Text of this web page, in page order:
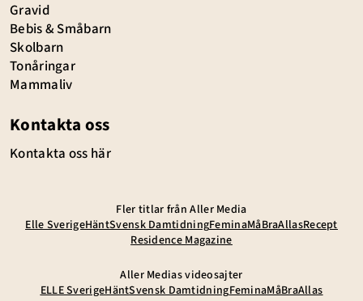
Gravid
Bebis & Småbarn
Skolbarn
Tonåringar
Mammaliv
Kontakta oss
Kontakta oss här
Fler titlar från Aller Media
Elle SverigeHäntSvensk DamtidningFeminaMåBraAllasRecept
Residence Magazine
Aller Medias videosajter
ELLE SverigeHäntSvensk DamtidningFeminaMåBraAllas